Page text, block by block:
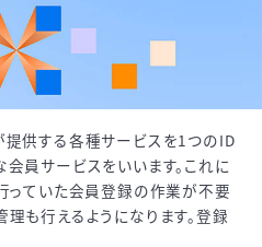
提供する各種サービスを1つのID
員サービスをいいます。これに
っていた会員登録の作業が不要
も行えるようになります。登録